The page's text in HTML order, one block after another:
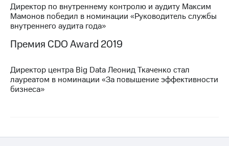
Раскрытие
информации
Информация
акционерам
Документы
"МТС"
Собрания
акционеров
капитал
Директор по внутреннему контролю и аудиту Максим
Мамонов победил в номинации «Руководитель службы
внутреннего аудита года»
Премия CDO Award 2019
Директор центра Big Data Леонид Ткаченко стал
лауреатом в номинации «За повышение эффективности
бизнеса»